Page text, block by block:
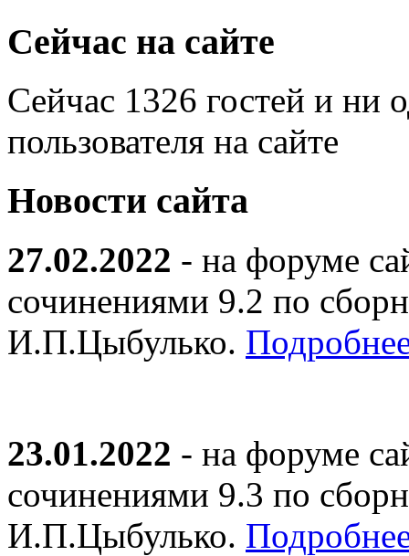
Сейчас на сайте
Сейчас 1326 гостей и ни
пользователя на сайте
Новости сайта
27.02.2022 - на форуме
сочинениями 9.2 по
И.П.Цыбулько.
23.01.2022 - на форуме
сочинениями 9.3 по
И.П.Цыбулько.